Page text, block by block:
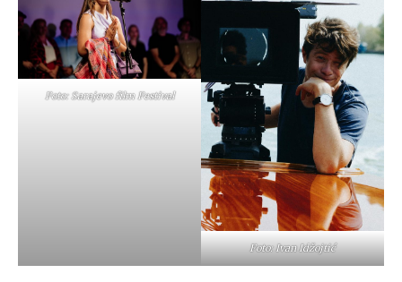
Foto: Sarajevo film Festival
Foto: Ivan Idžojtić